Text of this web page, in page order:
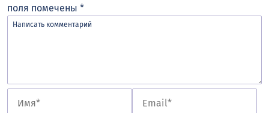
поля помечены *